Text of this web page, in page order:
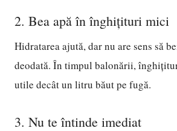
2. Bea apă în înghițituri mici
Hidratarea ajută, dar nu are sens să
deodată. În timpul balonării,
utile decât un litru băut pe fugă.
3. Nu te întinde imediat